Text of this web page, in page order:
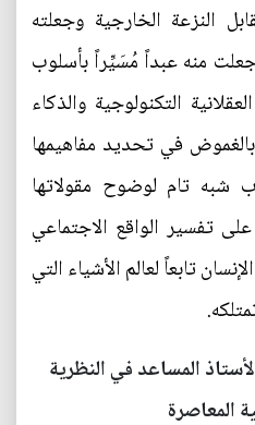
النزعة الخارجية وجعلته
منه عبداً مُسَيِّراً بأسلوب
التكنولوجية والذكاء
في تحديد مفاهيمها
تام لوضوح مقولاتها
تفسير الواقع الاجتماعي
تابعاً لعالم الأشياء التي
المساعد في النظرية
المعاصرة